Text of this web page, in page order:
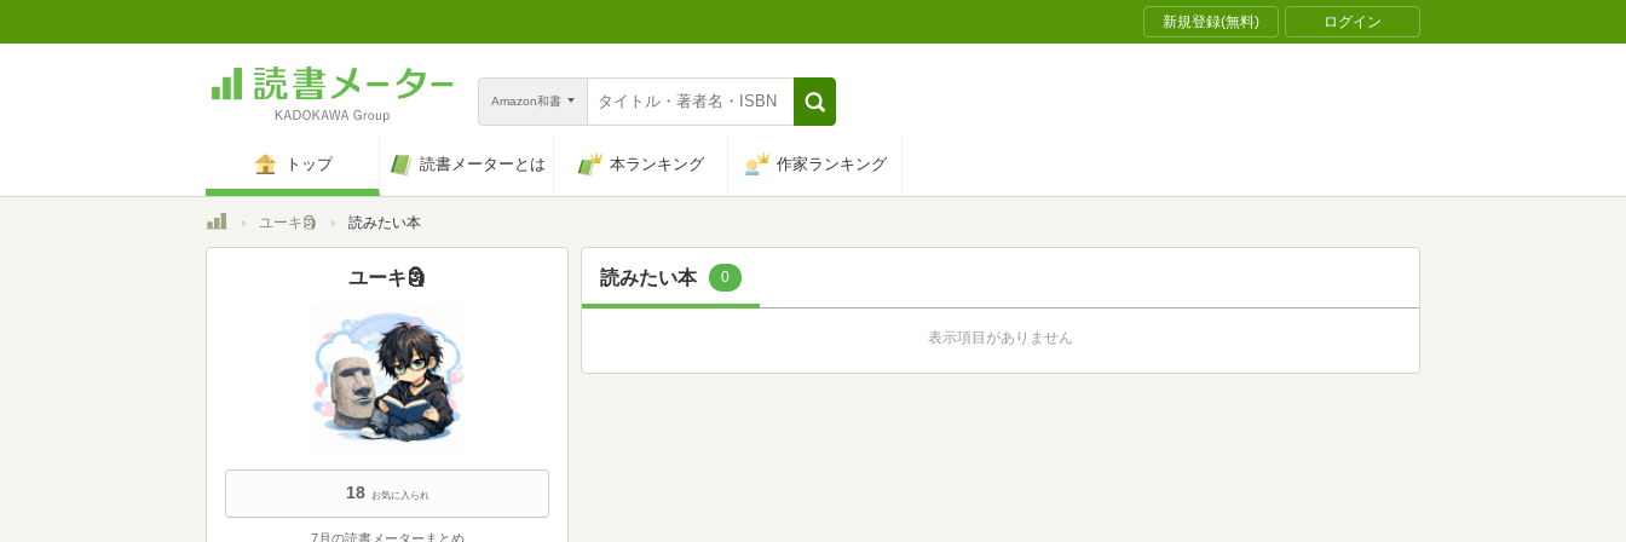
新規登録(無料) ログイン
Amazon和書
トップ 読書メーターとは 本ランキング 作家ランキング
トップユーキ🗿 読みたい本
読みたい本 0
表示項目がありません
ユーキ🗿
18 お気に入られ
7月の読書メーターまとめ